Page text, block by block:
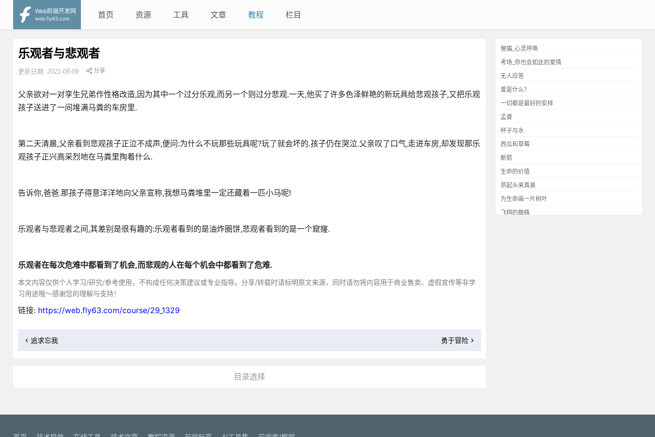
Web前端开发网
web.fly63.com
首页 资源 工具 文章 教程 栏目
傻猫_心灵呼唤
考场_你也会如此的爱情
无人应答
爱是什么？
一切都是最好的安排
孟婆
杯子与水
西瓜和草莓
断箭
生命的价值
昂起头来真美
为生命画一片树叶
飞翔的蜘蛛
乐观者与悲观者
更新日期: 2021-08-09 分享
父亲欲对一对孪生兄弟作性格改造,因为其中一个过分乐观,而另一个则过分悲观.一天,他买了许多色泽鲜艳的新玩具给悲观孩子,又把乐观
孩子送进了一间堆满马粪的车房里.
第二天清晨,父亲看到悲观孩子正泣不成声,便问:为什么不玩那些玩具呢?玩了就会坏的.孩子仍在哭泣.父亲叹了口气,走进车房,却发现那乐
观孩子正兴高采烈地在马粪里掏着什么.
告诉你,爸爸.那孩子得意洋洋地向父亲宣称,我想马粪堆里一定还藏着一匹小马呢!
乐观者与悲观者之间,其差别是很有趣的:乐观者看到的是油炸圈饼,悲观者看到的是一个窟窿.
乐观者在每次危难中都看到了机会,而悲观的人在每个机会中都看到了危难.
本文内容仅供个人学习/研究/参考使用，不构成任何决策建议或专业指导。分享/转载时请标明原文来源，同时请勿将内容用于商业售卖、虚假宣传等非学
习用途哦～感谢您的理解与支持！
链接: https://web.fly63.com/course/29_1329
追求忘我 勇于冒险
目录选择